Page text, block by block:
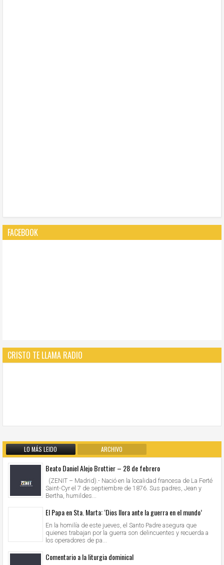
FACEBOOK
CRISTO TE LLAMA RADIO
LO MÁS LEIDO ARCHIVO
Beato Daniel Alejo Brottier – 28 de febrero
(ZENIT – Madrid).- Nació en la localidad francesa de La Ferté
Saint-Cyr el 7 de septiembre de 1876. Sus padres, Jean y
Bertha, humildes...
El Papa en Sta. Marta: ‘Dios llora ante la guerra en el mundo’
En la homilía de este jueves, el Santo Padre asegura que
quienes trabajan por la guerra son delincuentes y recuerda a
los operadores de pa...
Comentario a la liturgia dominical